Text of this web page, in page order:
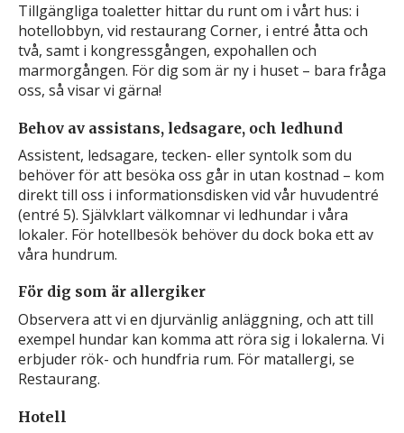
Tillgängliga toaletter hittar du runt om i vårt hus: i
hotellobbyn, vid restaurang Corner, i entré åtta och
två, samt i kongressgången, expohallen och
marmorgången. För dig som är ny i huset – bara fråga
oss, så visar vi gärna!
Behov av assistans, ledsagare, och ledhund
Assistent, ledsagare, tecken- eller syntolk som du
behöver för att besöka oss går in utan kostnad – kom
direkt till oss i informationsdisken vid vår huvudentré
(entré 5). Självklart välkomnar vi ledhundar i våra
lokaler. För hotellbesök behöver du dock boka ett av
våra hundrum.
För dig som är allergiker
Observera att vi en djurvänlig anläggning, och att till
exempel hundar kan komma att röra sig i lokalerna. Vi
erbjuder rök- och hundfria rum. För matallergi, se
Restaurang.
Hotell